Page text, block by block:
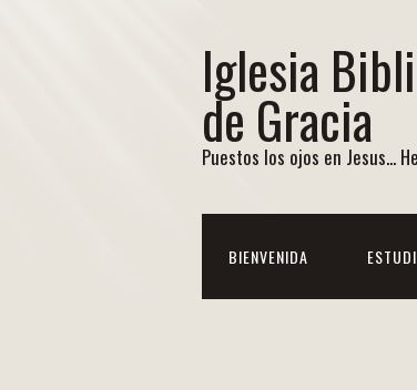
Iglesia
de Gracia
Puestos los ojos en Jesus...
BIENVENIDA